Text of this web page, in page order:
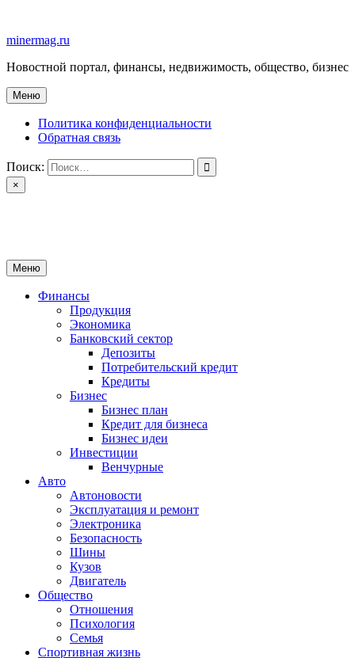
содержимому
minermag.ru
Новостной портал, финансы, недвижимость, общество, бизнес
Меню
Политика конфиденциальности
Обратная связь
Поиск:
×
Меню
Финансы
Продукция
Экономика
Банковский сектор
Депозиты
Потребительский кредит
Кредиты
Бизнес
Бизнес план
Кредит для бизнеса
Бизнес идеи
Инвестиции
Венчурные
Авто
Автоновости
Эксплуатация и ремонт
Электроника
Безопасность
Шины
Кузов
Двигатель
Общество
Отношения
Психология
Семья
Спортивная жизнь